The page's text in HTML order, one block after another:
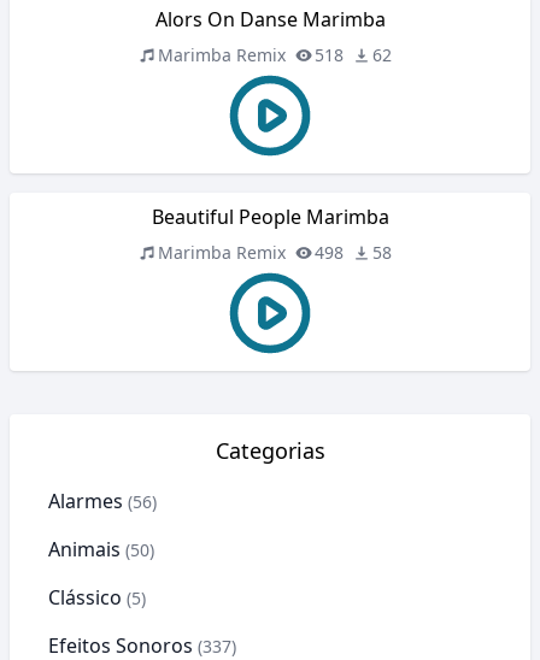
Alors On Danse Marimba
Marimba Remix 518 62
Beautiful People Marimba
Marimba Remix 498 58
Categorias
Alarmes (56)
Animais (50)
Clássico (5)
Efeitos Sonoros (337)